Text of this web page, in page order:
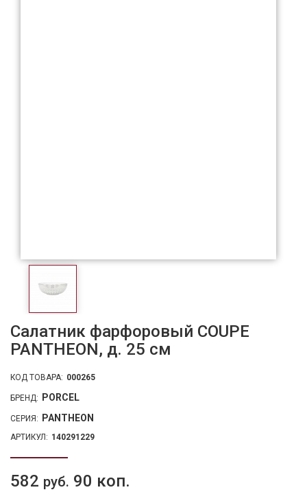
Салатник фарфоровый COUPE
PANTHEON, д. 25 см
КОД ТОВАРА: 000265
БРЕНД: PORCEL
СЕРИЯ: PANTHEON
АРТИКУЛ: 140291229
582 руб. 90 коп.